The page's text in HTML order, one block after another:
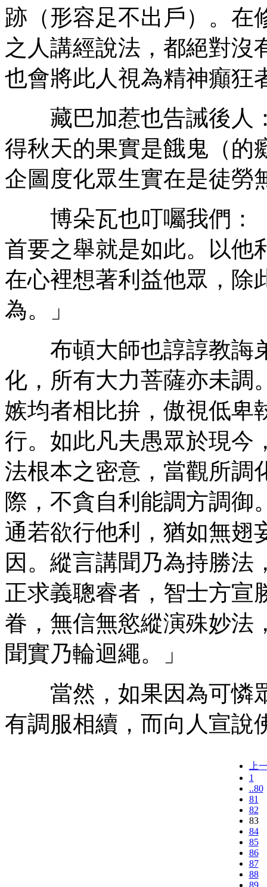
跡（形容足不出戶）。在
之人講經說法，都絕對沒
也會將此人視為精神癲狂
藏巴加惹也告誡後人
得秋天的果實是餓鬼（的
企圖度化眾生實在是徒勞
博朵瓦也叮囑我們：
首要之舉就是如此。以他
在心裡想著利益他眾，除
為。」
布頓大師也諄諄教誨
化，所有大力菩薩亦未調
嫉均者相比拚，傲視低卑
行。如此凡夫愚眾於現今
法根本之密意，當觀所調
際，不貪自利能調方調御
通若欲行他利，猶如無翅
因。縱言講聞乃為持勝法
正求義聰睿者，智士方宣
眷，無信無慾縱演殊妙法
聞實乃輪迴繩。」
當然，如果因為可憐
有調服相續，而向人宣說
上
1
..80
81
82
83
84
85
86
87
88
89..